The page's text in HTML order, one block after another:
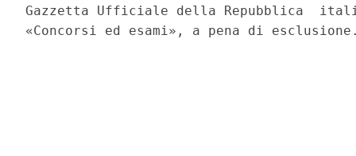
Gazzetta Ufficiale della Repubblica
«Concorsi ed esami», a pena di